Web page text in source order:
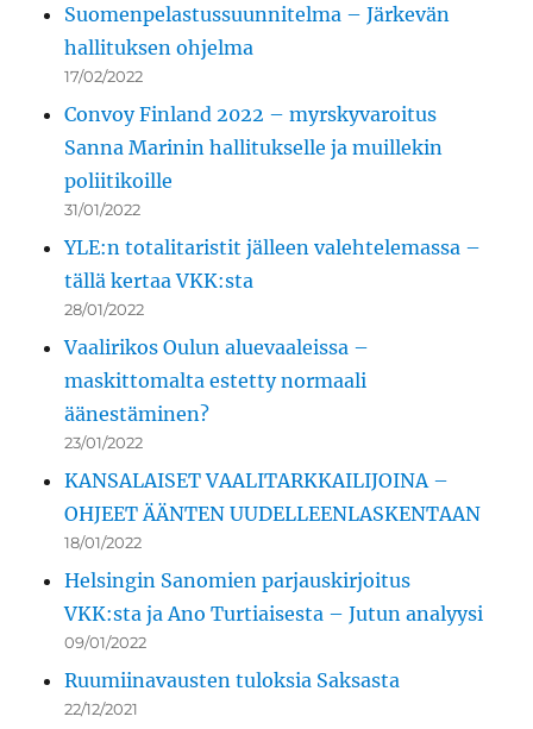
Suomenpelastussuunnitelma – Järkevän
hallituksen ohjelma
17/02/2022
Convoy Finland 2022 – myrskyvaroitus
Sanna Marinin hallitukselle ja muillekin
poliitikoille
31/01/2022
YLE:n totalitaristit jälleen valehtelemassa –
tällä kertaa VKK:sta
28/01/2022
Vaalirikos Oulun aluevaaleissa –
maskittomalta estetty normaali
äänestäminen?
23/01/2022
KANSALAISET VAALITARKKAILIJOINA –
OHJEET ÄÄNTEN UUDELLEENLASKENTAAN
18/01/2022
Helsingin Sanomien parjauskirjoitus
VKK:sta ja Ano Turtiaisesta – Jutun analyysi
09/01/2022
Ruumiinavausten tuloksia Saksasta
22/12/2021